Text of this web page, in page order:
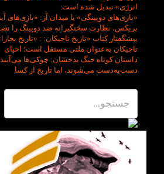
انرژی» تبدیل شده است.
«بازی‌های دوپینگی» یا میدان آز : «بازی‌های
بریکس، نظارت سختگیرانه ضد دوپینگ را
پیشگفتار کتاب «تاریخ تاجیکان: : «تاریخ
تاجیکان به‌عنوان ملتی مستقل است؛ احیای
داستان کوتاه جنگ بدخشان: چوکی‌ها می‌آیند
دست‌به‌دست می‌شوند، اما تاریخ از کسا